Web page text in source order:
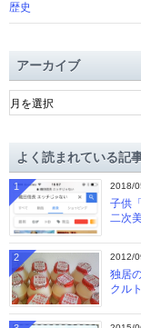
歴史
アーカイブ
ア
ー
ブよく読まれている記
2018/
子供
二次
1
2012/
独居
クル
2